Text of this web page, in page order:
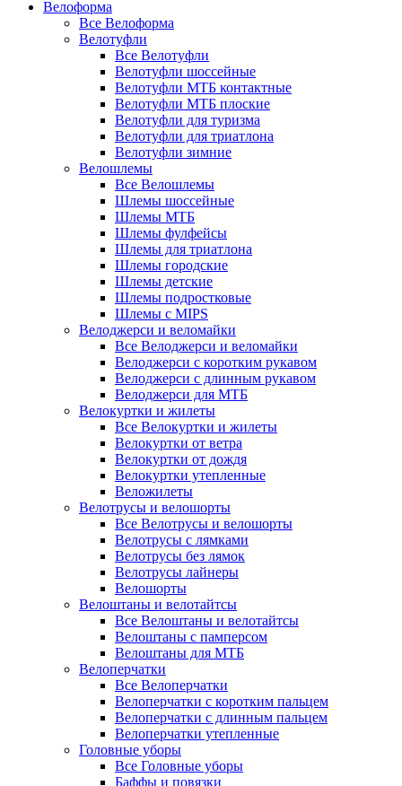
Велоформа
Все Велоформа
Велотуфли
Все Велотуфли
Велотуфли шоссейные
Велотуфли МТБ контактные
Велотуфли МТБ плоские
Велотуфли для туризма
Велотуфли для триатлона
Велотуфли зимние
Велошлемы
Все Велошлемы
Шлемы шоссейные
Шлемы МТБ
Шлемы фулфейсы
Шлемы для триатлона
Шлемы городские
Шлемы детские
Шлемы подростковые
Шлемы с MIPS
Велоджерси и веломайки
Все Велоджерси и веломайки
Велоджерси с коротким рукавом
Велоджерси с длинным рукавом
Велоджерси для МТБ
Велокуртки и жилеты
Все Велокуртки и жилеты
Велокуртки от ветра
Велокуртки от дождя
Велокуртки утепленные
Веложилеты
Велотрусы и велошорты
Все Велотрусы и велошорты
Велотрусы с лямками
Велотрусы без лямок
Велотрусы лайнеры
Велошорты
Велоштаны и велотайтсы
Все Велоштаны и велотайтсы
Велоштаны с памперсом
Велоштаны для МТБ
Велоперчатки
Все Велоперчатки
Велоперчатки с коротким пальцем
Велоперчатки с длинным пальцем
Велоперчатки утепленные
Головные уборы
Все Головные уборы
Баффы и повязки